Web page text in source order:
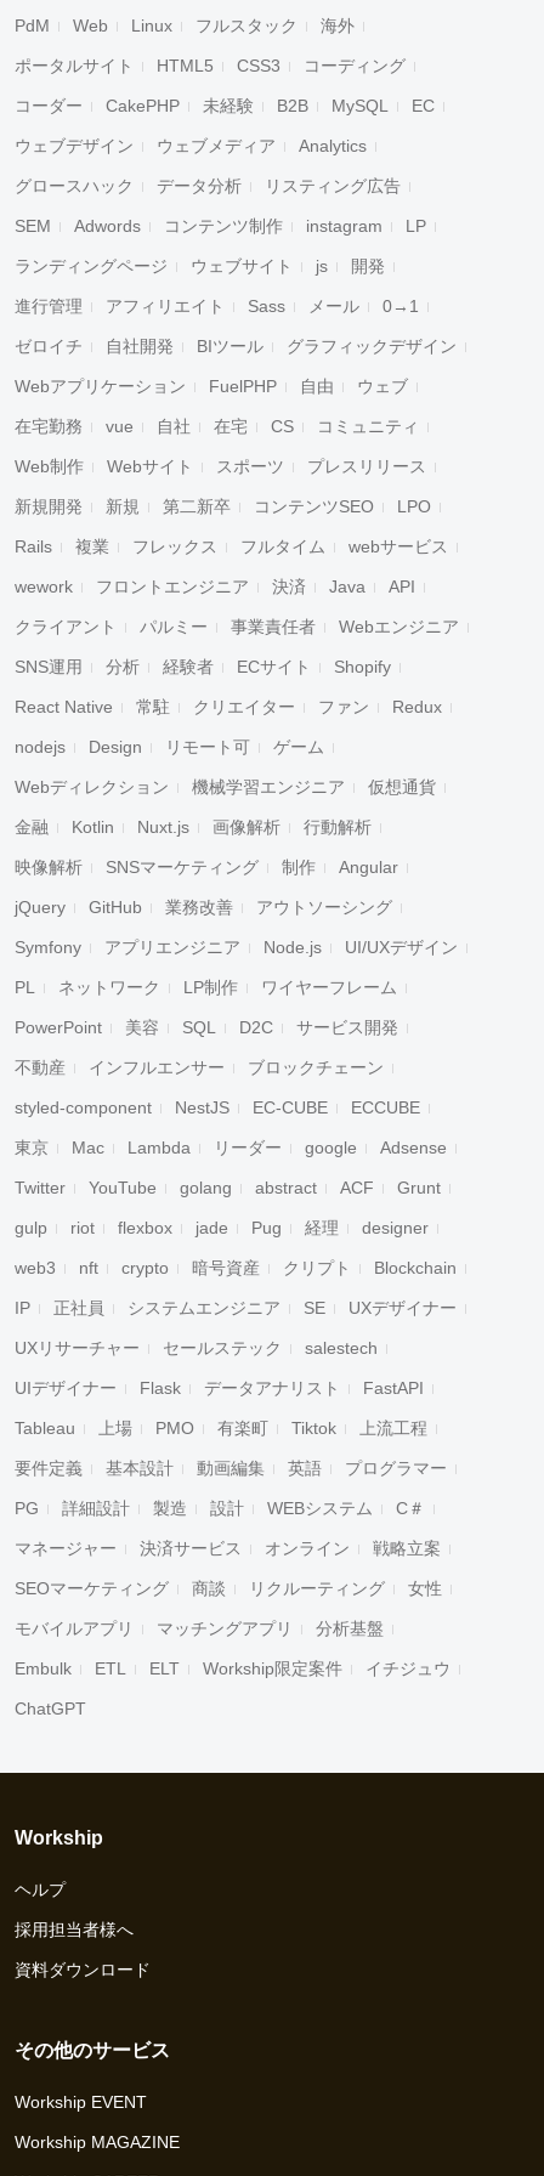
PdM Web Linux フルスタック 海外
ポータルサイト HTML5 CSS3 コーディング
コーダー CakePHP 未経験 B2B MySQL EC
ウェブデザイン ウェブメディア Analytics
グロースハック データ分析 リスティング広告
SEM Adwords コンテンツ制作 instagram LP
ランディングページ ウェブサイト js 開発
進行管理 アフィリエイト Sass メール 0→1
ゼロイチ 自社開発 BIツール グラフィックデザイン
Webアプリケーション FuelPHP 自由 ウェブ
在宅勤務 vue 自社 在宅 CS コミュニティ
Web制作 Webサイト スポーツ プレスリリース
新規開発 新規 第二新卒 コンテンツSEO LPO
Rails 複業 フレックス フルタイム webサービス
wework フロントエンジニア 決済 Java API
クライアント パルミー 事業責任者 Webエンジニア
SNS運用 分析 経験者 ECサイト Shopify
React Native 常駐 クリエイター ファン Redux
nodejs Design リモート可 ゲーム
Webディレクション 機械学習エンジニア 仮想通貨
金融 Kotlin Nuxt.js 画像解析 行動解析
映像解析 SNSマーケティング 制作 Angular
jQuery GitHub 業務改善 アウトソーシング
Symfony アプリエンジニア Node.js UI/UXデザイン
PL ネットワーク LP制作 ワイヤーフレーム
PowerPoint 美容 SQL D2C サービス開発
不動産 インフルエンサー ブロックチェーン
styled-component NestJS EC-CUBE ECCUBE
東京 Mac Lambda リーダー google Adsense
Twitter YouTube golang abstract ACF Grunt
gulp riot flexbox jade Pug 経理 designer
web3 nft crypto 暗号資産 クリプト Blockchain
IP 正社員 システムエンジニア SE UXデザイナー
UXリサーチャー セールステック salestech
UIデザイナー Flask データアナリスト FastAPI
Tableau 上場 PMO 有楽町 Tiktok 上流工程
要件定義 基本設計 動画編集 英語 プログラマー
PG 詳細設計 製造 設計 WEBシステム C＃
マネージャー 決済サービス オンライン 戦略立案
SEOマーケティング 商談 リクルーティング 女性
モバイルアプリ マッチングアプリ 分析基盤
Embulk ETL ELT Workship限定案件 イチジュウ
ChatGPT
Workship
ヘルプ
採用担当者様へ
資料ダウンロード
その他のサービス
Workship EVENT
Workship MAGAZINE